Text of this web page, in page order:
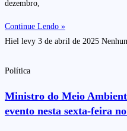
dezembro,
Continue Lendo »
Hiel levy 3 de abril de 2025
Política
Ministro do Meio
evento nesta sexta-feira